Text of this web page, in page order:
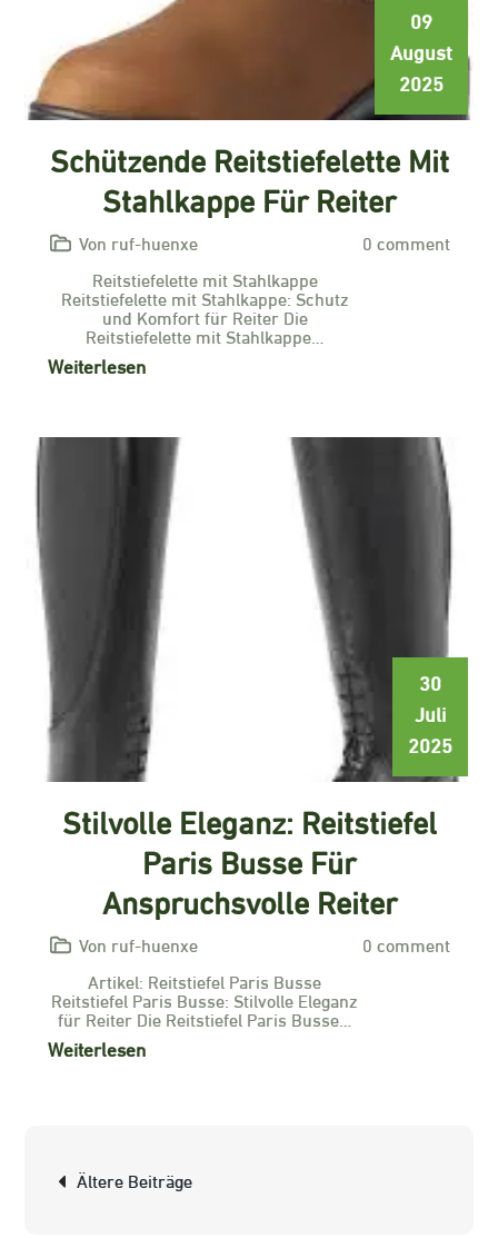
09
August
2025
Schützende Reitstiefelette Mit
Stahlkappe Für Reiter
Von ruf-huenxe
0 comment
Reitstiefelette mit Stahlkappe
Reitstiefelette mit Stahlkappe: Schutz
und Komfort für Reiter Die
Reitstiefelette mit Stahlkappe…
Weiterlesen
30
Juli
2025
Stilvolle Eleganz: Reitstiefel
Paris Busse Für
Anspruchsvolle Reiter
Von ruf-huenxe
0 comment
Artikel: Reitstiefel Paris Busse
Reitstiefel Paris Busse: Stilvolle Eleganz
für Reiter Die Reitstiefel Paris Busse…
Weiterlesen
Beitragsnavigation
Ältere Beiträge